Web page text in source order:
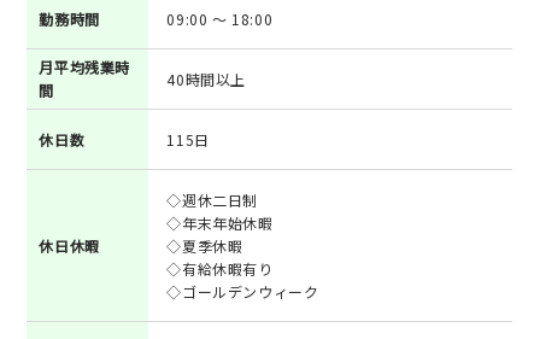
勤務時間 09:00 ～ 18:00
月平均残業時
間
40時間以上
休日数 115日
休日休暇
◇週休二日制
◇年末年始休暇
◇夏季休暇
◇有給休暇有り
◇ゴールデンウィーク